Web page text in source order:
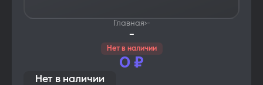
Главная›-
-
Нет в наличии
0 ₽
Нет в наличии